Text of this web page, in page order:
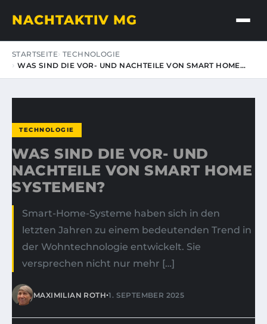
NACHTAKTIV MG
STARTSEITE TECHNOLOGIE
WAS SIND DIE VOR- UND NACHTEILE VON SMART HOME…
TECHNOLOGIE
WAS SIND DIE VOR- UND
NACHTEILE VON SMART HOME
SYSTEMEN?
Smart-Home-Systeme haben sich in den
letzten Jahren zu einem bedeutenden Trend in
der Wohntechnologie entwickelt. Sie
versprechen nicht nur mehr […]
MAXIMILIAN ROTH•1. SEPTEMBER 2025